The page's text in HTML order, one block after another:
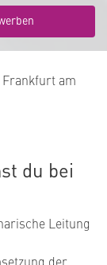
am
du bei
Leitung